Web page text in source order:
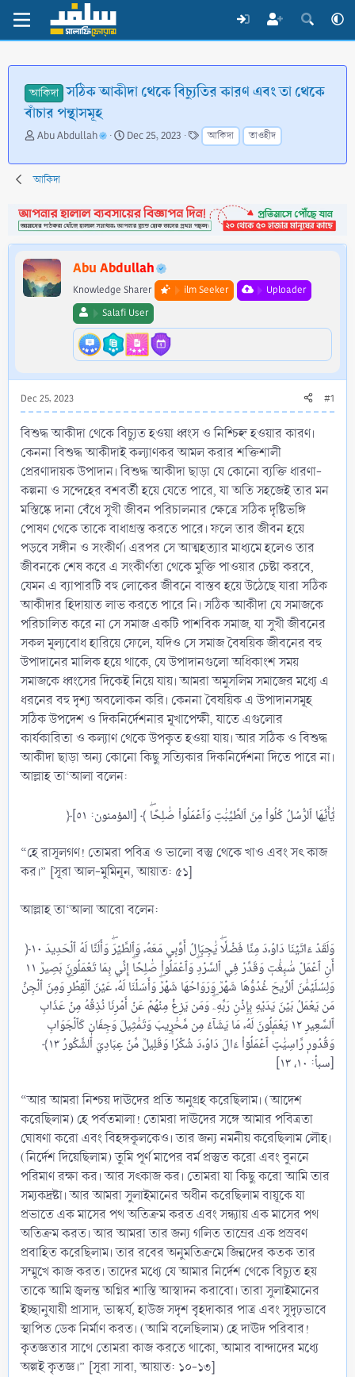
আকিদা সঠিক আকীদা থেকে বিচ্যুতির কারণ এবং তা থেকে
বাঁচার পন্থাসমূহ
T
r
e
d
s
r
t
e
Abu Abdullah
S
a
d
a
Dec 25, 2023
T
a
g
আকিদা তাওহীদ
আকিদা
Abu Abdullah
Knowledge Sharer ilm Seeker
Uploader
Salafi User
Dec 25, 2023 #1
বিশুদ্ধ আকীদা থেকে বিচ্যুত হওয়া ধ্বংস ও নিশ্চিহ্ন হওয়ার কারণ।
কেননা বিশুদ্ধ আকীদাই কল্যাণকর আমল করার শক্তিশালী
প্রেরণাদায়ক উপাদান। বিশুদ্ধ আকীদা ছাড়া যে কোনো ব্যক্তি ধারণা-
কল্পনা ও সন্দেহের বশবর্তী হয়ে যেতে পারে, যা অতি সহজেই তার মন
মস্তিষ্কে দানা বেঁধে সুখী জীবন পরিচালনার ক্ষেত্রে সঠিক দৃষ্টিভঙ্গি
পোষণ থেকে তাকে বাধাগ্রস্ত করতে পারে। ফলে তার জীবন হয়ে
পড়বে সঙ্গীন ও সংকীর্ণ। এরপর সে আত্মহত্যার মাধ্যমে হলেও তার
জীবনকে শেষ করে এ সংকীর্ণতা থেকে মুক্তি পাওয়ার চেষ্টা করবে,
যেমন এ ব্যাপারটি বহু লোকের জীবনে বাস্তব হয়ে উঠেছে যারা সঠিক
আকীদার হিদায়াত লাভ করতে পারে নি। সঠিক আকীদা যে সমাজকে
পরিচালিত করে না সে সমাজ একটি পাশবিক সমাজ, যা সুখী জীবনের
সকল মূল্যবোধ হারিয়ে ফেলে, যদিও সে সমাজ বৈষয়িক জীবনের বহু
উপাদানের মালিক হয়ে থাকে, যে উপাদানগুলো অধিকাংশ সময়
সমাজকে ধ্বংসের দিকেই নিয়ে যায়। আমরা অমুসলিম সমাজের মধ্যে এ
ধরনের বহু দৃশ্য অবলোকন করি। কেননা বৈষয়িক এ উপাদানসমূহ
সঠিক উপদেশ ও দিকনির্দেশনার মূখাপেক্ষী, যাতে এগুলোর
কার্যকারিতা ও কল্যাণ থেকে উপকৃত হওয়া যায়। আর সঠিক ও বিশুদ্ধ
আকীদা ছাড়া অন্য কোনো কিছু সত্যিকার দিকনির্দেশনা দিতে পারে না।
আল্লাহ তা‘আলা বলেন:
“হে রাসূলগণ! তোমরা পবিত্র ও ভালো বস্তু থেকে খাও এবং সৎ কাজ
কর।” [সূরা আল-মুমিনূন, আয়াত: ৫১]
আল্লাহ তা‘আলা আরো বলেন:
﴿وَلَقَدۡ ءَاتَيۡنَا دَاوُۥدَ مِنَّا فَضۡلٗاۖ يَٰجِبَالُ أَوِّبِي مَعَهُۥ وَٱلطَّيۡرَۖ وَأَلَنَّا لَهُ ٱلۡحَدِيدَ ١٠
أَنِ ٱعۡمَلۡ سَٰبِغَٰتٖ وَقَدِّرۡ فِي ٱلسَّرۡدِۖ وَٱعۡمَلُواْ صَٰلِحًاۖ إِنِّي بِمَا تَعۡمَلُونَ بَصِيرٞ ١١
وَلِسُلَيۡمَٰنَ ٱلرِّيحَ غُدُوُّهَا شَهۡرٞ وَرَوَاحُهَا شَهۡرٞۖ وَأَسَلۡنَا لَهُۥ عَيۡنَ ٱلۡقِطۡرِۖ وَمِنَ ٱلۡجِنِّ
مَن يَعۡمَلُ بَيۡنَ يَدَيۡهِ بِإِذۡنِ رَبِّهِۦۖ وَمَن يَزِغۡ مِنۡهُمۡ عَنۡ أَمۡرِنَا نُذِقۡهُ مِنۡ عَذَابِ
ٱلسَّعِيرِ ١٢ يَعۡمَلُونَ لَهُۥ مَا يَشَآءُ مِن مَّحَٰرِيبَ وَتَمَٰثِيلَ وَجِفَانٖ كَٱلۡجَوَابِ
وَقُدُورٖ رَّاسِيَٰتٍۚ ٱعۡمَلُوٓاْ ءَالَ دَاوُۥدَ شُكۡرٗاۚ وَقَلِيلٞ مِّنۡ عِبَادِيَ ٱلشَّكُورُ ١٣﴾
“আর আমরা নিশ্চয় দাঊদের প্রতি অনুগ্রহ করেছিলাম। (আদেশ
করেছিলাম) হে পর্বতমালা! তোমরা দাঊদের সঙ্গে আমার পবিত্রতা
ঘোষণা করো এবং বিহঙ্গকূলকেও। তার জন্য নমনীয় করেছিলাম লৌহ।
(নির্দেশ দিয়েছিলাম) তুমি পূর্ণ মাপের বর্ম প্রস্তুত করো এবং বুননে
পরিমাণ রক্ষা কর। আর সৎকাজ কর। তোমরা যা কিছু করো আমি তার
সম্যকদ্রষ্টা। আর আমরা সুলাইমানের অধীন করেছিলাম বায়ূকে যা
প্রভাতে এক মাসের পথ অতিক্রম করত এবং সন্ধ্যায় এক মাসের পথ
অতিক্রম করত। আর আমরা তার জন্য গলিত তাম্রের এক প্রস্রবণ
প্রবাহিত করেছিলাম। তার রবের অনুমতিক্রমে জিন্নদের কতক তার
সম্মুখে কাজ করত। তাদের মধ্যে যে আমার নির্দেশ থেকে বিচ্যুত হয়
তাকে আমি জ্বলন্ত অগ্নির শাস্তি আস্বাদন করাবো। তারা সুলাইমানের
ইচ্ছানুযায়ী প্রাসাদ, ভাস্কর্য, হাউজ সদৃশ বৃহদাকার পাত্র এবং সুদৃঢ়ভাবে
স্থাপিত ডেক নির্মাণ করত। (আমি বলেছিলাম) হে দাঊদ পরিবার!
কৃতজ্ঞতার সাথে তোমরা কাজ করতে থাকো, আমার বান্দাদের মধ্যে
অল্পই কৃতজ্ঞ।” [সূরা সাবা, আয়াত: ১০-১৩]